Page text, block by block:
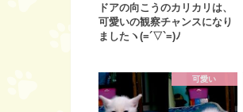
ドアの向こうのカリカリは、
可愛いの観察チャンスになり
ましたヽ(=´▽`=)ﾉ
可愛い